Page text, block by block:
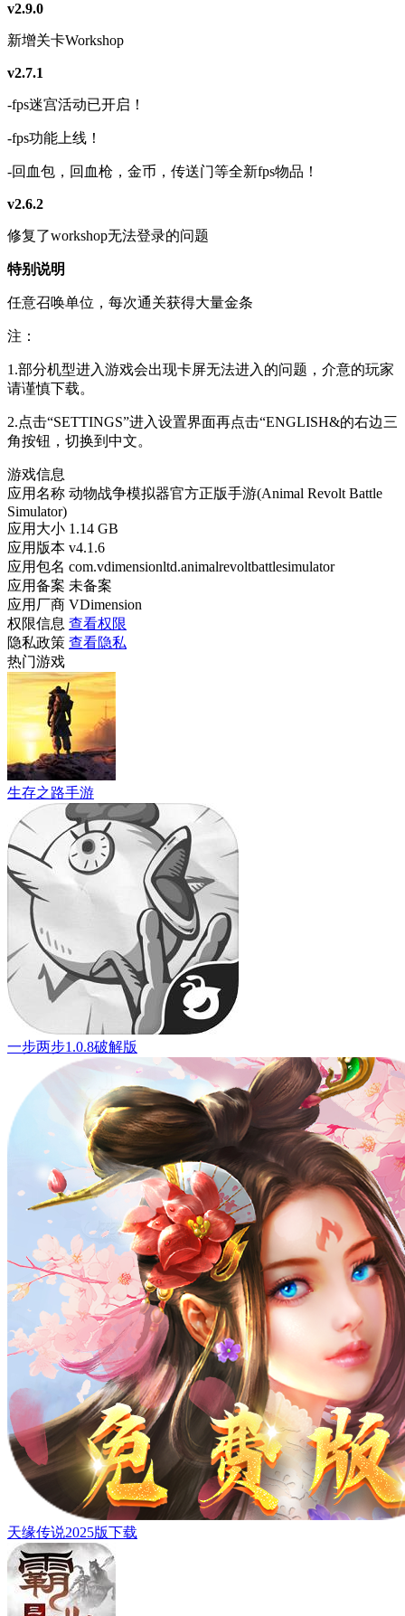
v2.9.0
新增关卡Workshop
v2.7.1
-fps迷宫活动已开启！
-fps功能上线！
-回血包，回血枪，金币，传送门等全新fps物品！
v2.6.2
修复了workshop无法登录的问题
特别说明
任意召唤单位，每次通关获得大量金条
注：
1.部分机型进入游戏会出现卡屏无法进入的问题，介意的玩家
请谨慎下载。
2.点击“SETTINGS”进入设置界面再点击“ENGLISH&的右边三
角按钮，切换到中文。
游戏信息
应用名称 动物战争模拟器官方正版手游(Animal Revolt Battle
Simulator)
应用大小 1.14 GB
应用版本 v4.1.6
应用包名 com.vdimensionltd.animalrevoltbattlesimulator
应用备案 未备案
应用厂商 VDimension
权限信息 查看权限
隐私政策 查看隐私
热门游戏
生存之路手游
一步两步1.0.8破解版
天缘传说2025版下载